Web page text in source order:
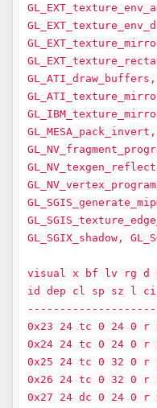
GL_SGIX_shadow,
visual x bf lv rg d
id dep cl sp sz l
0x23 24 tc 0 24 0 r
0x24 24 tc 0 24 0 r
0x25 24 tc 0 32 0 r
0x26 24 tc 0 32 0 r
0x27 24 dc 0 24 0